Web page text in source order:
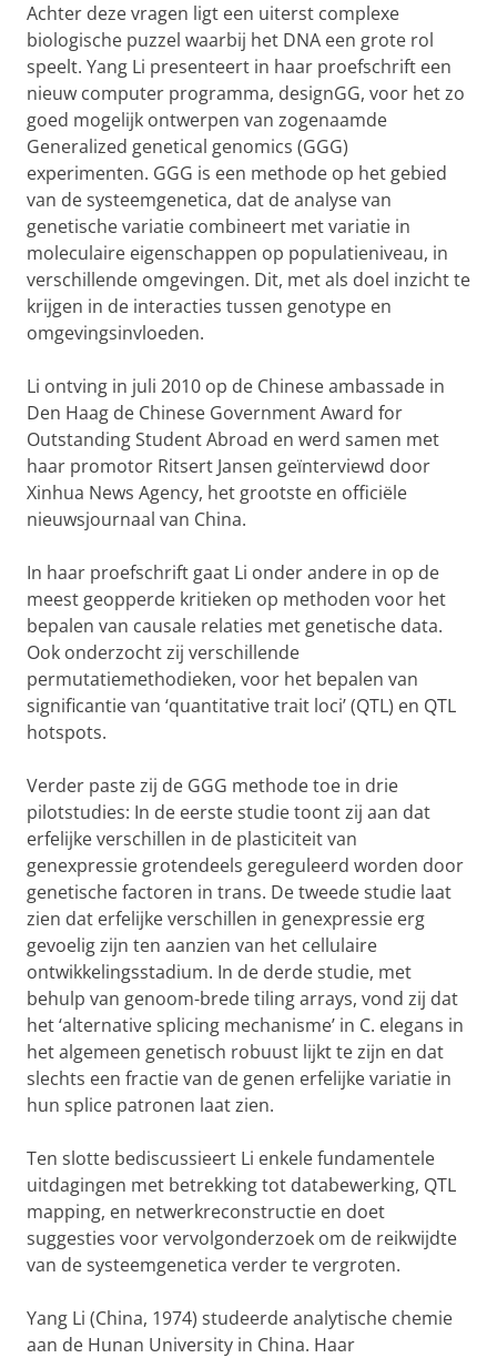
Achter deze vragen ligt een uiterst complexe
biologische puzzel waarbij het DNA een grote rol
speelt. Yang Li presenteert in haar proefschrift een
nieuw computer programma, designGG, voor het zo
goed mogelijk ontwerpen van zogenaamde
Generalized genetical genomics (GGG)
experimenten. GGG is een methode op het gebied
van de systeemgenetica, dat de analyse van
genetische variatie combineert met variatie in
moleculaire eigenschappen op populatieniveau, in
verschillende omgevingen. Dit, met als doel inzicht te
krijgen in de interacties tussen genotype en
omgevingsinvloeden.
Li ontving in juli 2010 op de Chinese ambassade in
Den Haag de Chinese Government Award for
Outstanding Student Abroad en werd samen met
haar promotor Ritsert Jansen geïnterviewd door
Xinhua News Agency, het grootste en officiële
nieuwsjournaal van China.
In haar proefschrift gaat Li onder andere in op de
meest geopperde kritieken op methoden voor het
bepalen van causale relaties met genetische data.
Ook onderzocht zij verschillende
permutatiemethodieken, voor het bepalen van
significantie van ‘quantitative trait loci’ (QTL) en QTL
hotspots.
Verder paste zij de GGG methode toe in drie
pilotstudies: In de eerste studie toont zij aan dat
erfelijke verschillen in de plasticiteit van
genexpressie grotendeels gereguleerd worden door
genetische factoren in trans. De tweede studie laat
zien dat erfelijke verschillen in genexpressie erg
gevoelig zijn ten aanzien van het cellulaire
ontwikkelingsstadium. In de derde studie, met
behulp van genoom-brede tiling arrays, vond zij dat
het ‘alternative splicing mechanisme’ in C. elegans in
het algemeen genetisch robuust lijkt te zijn en dat
slechts een fractie van de genen erfelijke variatie in
hun splice patronen laat zien.
Ten slotte bediscussieert Li enkele fundamentele
uitdagingen met betrekking tot databewerking, QTL
mapping, en netwerkreconstructie en doet
suggesties voor vervolgonderzoek om de reikwijdte
van de systeemgenetica verder te vergroten.
Yang Li (China, 1974) studeerde analytische chemie
aan de Hunan University in China. Haar